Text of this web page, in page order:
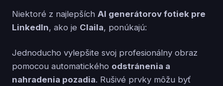
Niektoré z najlepších AI generátorov fotiek pre
LinkedIn, ako je Claila, ponúkajú:
Jednoducho vylepšite svoj profesionálny obraz
pomocou automatického odstránenia a
nahradenia pozadia. Rušivé prvky môžu byť